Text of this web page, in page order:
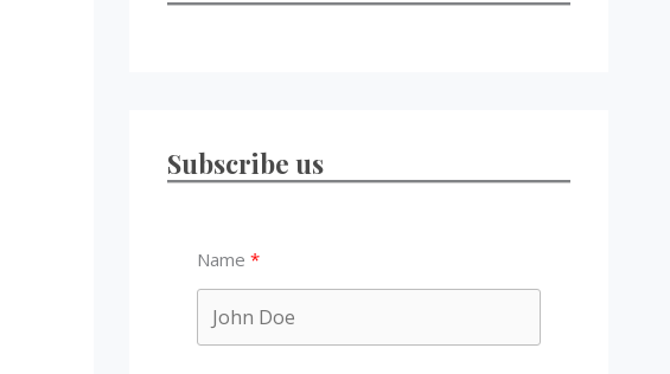
Subscribe us
Name